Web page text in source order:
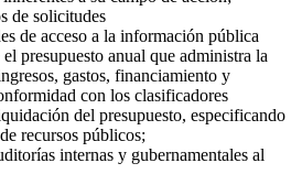
de solicitudes
de acceso a la información pública
presupuesto anual que administra la
gastos, financiamiento y
con los clasificadores
del presupuesto, especificando
recursos públicos;
internas y gubernamentales al